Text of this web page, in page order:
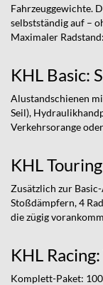
Fahrzeuggewichte.
selbstständig auf –
Maximaler
KHL Basic:
Alustandschienen
Seil),
Verkehrsorange
KHL
Zusätzlich zur
Stoßdämpfern, 4
die zügig
KHL
Komplett-Paket: